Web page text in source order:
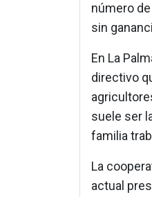
número
sin
En La
directivo
suele ser
familia
La
actual